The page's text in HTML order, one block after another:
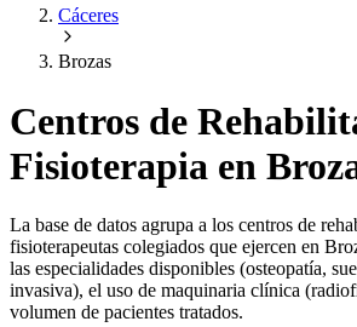
Cáceres
Brozas
Centros de
Fisioterapia en
La base de datos agrupa a los centros de
fisioterapeutas colegiados que ejercen en
las especialidades disponibles (osteopatía,
invasiva), el uso de maquinaria clínica
volumen de pacientes tratados.